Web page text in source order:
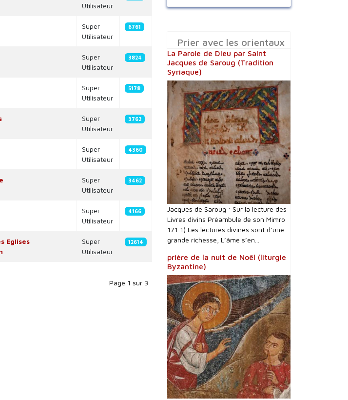
Utilisateur
Super
Utilisateur
6761
Super
Utilisateur
3824
Super
Utilisateur
5178
Super
Utilisateur
3762
Super
Utilisateur
4360
Super
Utilisateur
3462
Super
Utilisateur
4166
Eglises
Super
Utilisateur
12614
Page 1 sur 3
Prier avec les orientaux
La Parole de Dieu par Saint
Jacques de Saroug (Tradition
Syriaque)
Jacques de Saroug : Sur la lecture des
Livres divins Préambule de son Mimro
171 1) Les lectures divines sont d’une
grande richesse, L’âme s’en...
prière de la nuit de Noël (liturgie
Byzantine)